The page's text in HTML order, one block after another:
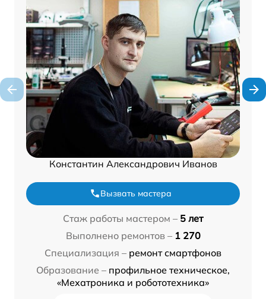
Константин Александрович Иванов
Вызвать мастера
Стаж работы мастером – 5 лет
Выполнено ремонтов – 1 270
Специализация – ремонт смартфонов
Образование – профильное техническое,
«Мехатроника и робототехника»